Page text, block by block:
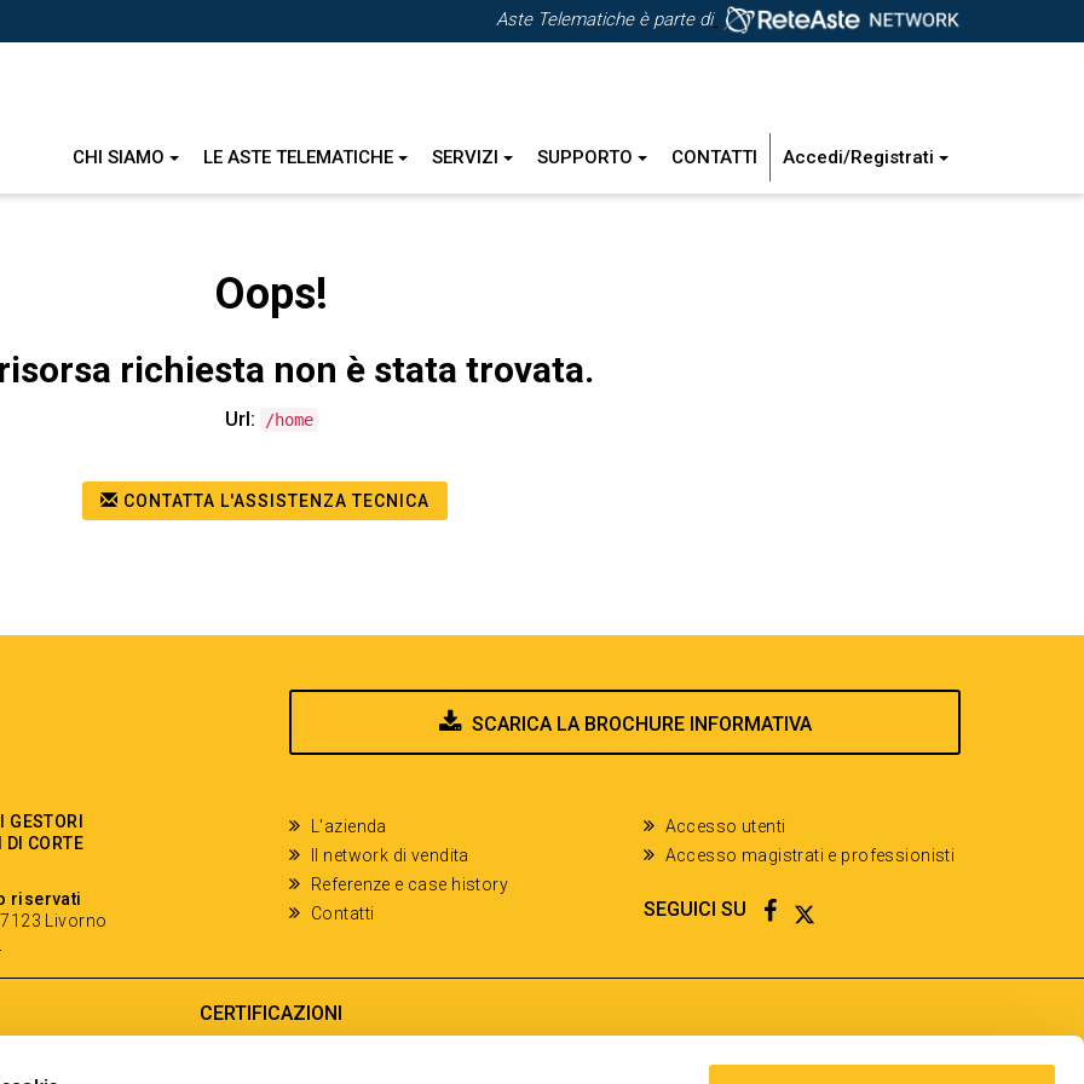
Aste Telematiche è parte di
CHI SIAMO LE ASTE TELEMATICHE SERVIZI SUPPORTO CONTATTI Accedi/Registrati
Oops!
richiesta non è stata trovata.
Url: /home
CONTATTA L'ASSISTENZA TECNICA
SCARICA LA BROCHURE INFORMATIVA
DI CORTE
riservati
Livorno
L'azienda
Il network di vendita
Referenze e case history
Contatti
Accesso utenti
Accesso magistrati e professionisti
SEGUICI SU FACEBOOK
TWITTER
CERTIFICAZIONI